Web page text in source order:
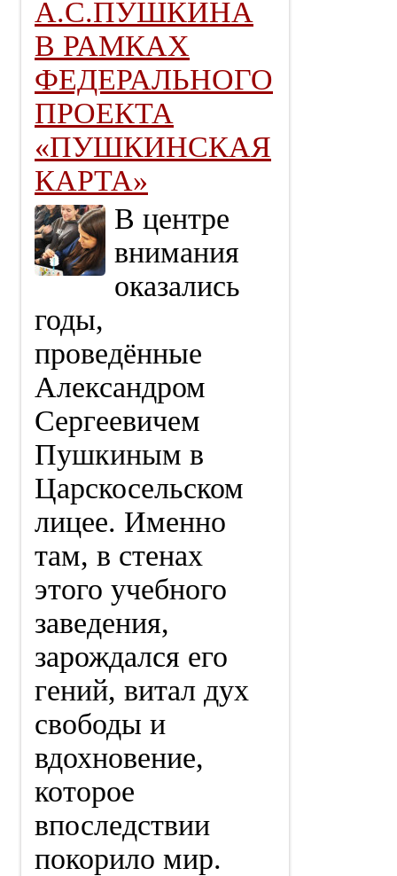
А.С.ПУШКИНА
В РАМКАХ
ФЕДЕРАЛЬНОГО
ПРОЕКТА
«ПУШКИНСКАЯ
КАРТА»
В центре
внимания
оказались
годы,
проведённые
Александром
Сергеевичем
Пушкиным в
Царскосельском
лицее. Именно
там, в стенах
этого учебного
заведения,
зарождался его
гений, витал дух
свободы и
вдохновение,
которое
впоследствии
покорило мир.